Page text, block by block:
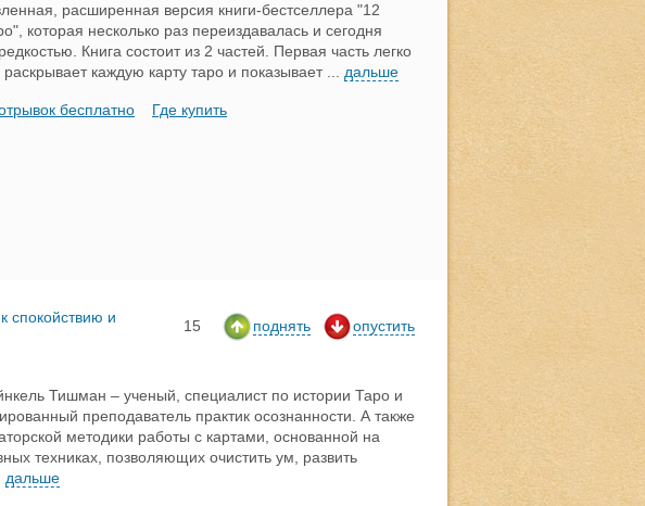
расширенная версия книги-бестселлера "12
которая несколько раз переиздавалась и сегодня
Книга состоит из 2 частей. Первая часть легко
каждую карту таро и показывает
дальше
бесплатно Где купить
спокойствию и
15 поднять опустить
Тишман – ученый, специалист по истории Таро и
преподаватель практик осознанности. А также
методики работы с картами, основанной на
техниках, позволяющих очистить ум, развить
дальше